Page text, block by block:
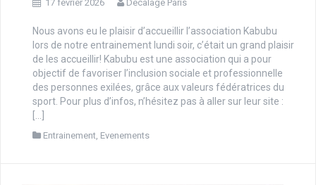
17 février 2026 Decalage Paris
Nous avons eu le plaisir d’accueillir l’association Kabubu
lors de notre entrainement lundi soir, c’était un grand plaisir
de les accueillir! Kabubu est une association qui a pour
objectif de favoriser l’inclusion sociale et professionnelle
des personnes exilées, grâce aux valeurs fédératrices du
sport. Pour plus d’infos, n’hésitez pas à aller sur leur site :
Entrainement, Evenements